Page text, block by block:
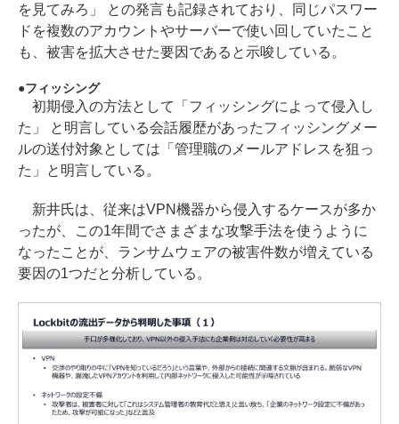
を見てみろ」 との発言も記録されており、同じパスワー
ドを複数のアカウントやサーバーで使い回していたこと
も、被害を拡大させた要因であると示唆している。
フィッシング
初期侵入の方法として「フィッシングによって侵入し
た」 と明言している会話履歴があったフィッシングメー
ルの送付対象としては「管理職のメールアドレスを狙っ
た」と明言している。
新井氏は、従来はVPN機器から侵入するケースが多か
ったが、この1年間でさまざまな攻撃手法を使うように
なったことが、ランサムウェアの被害件数が増えている
要因の1つだと分析している。